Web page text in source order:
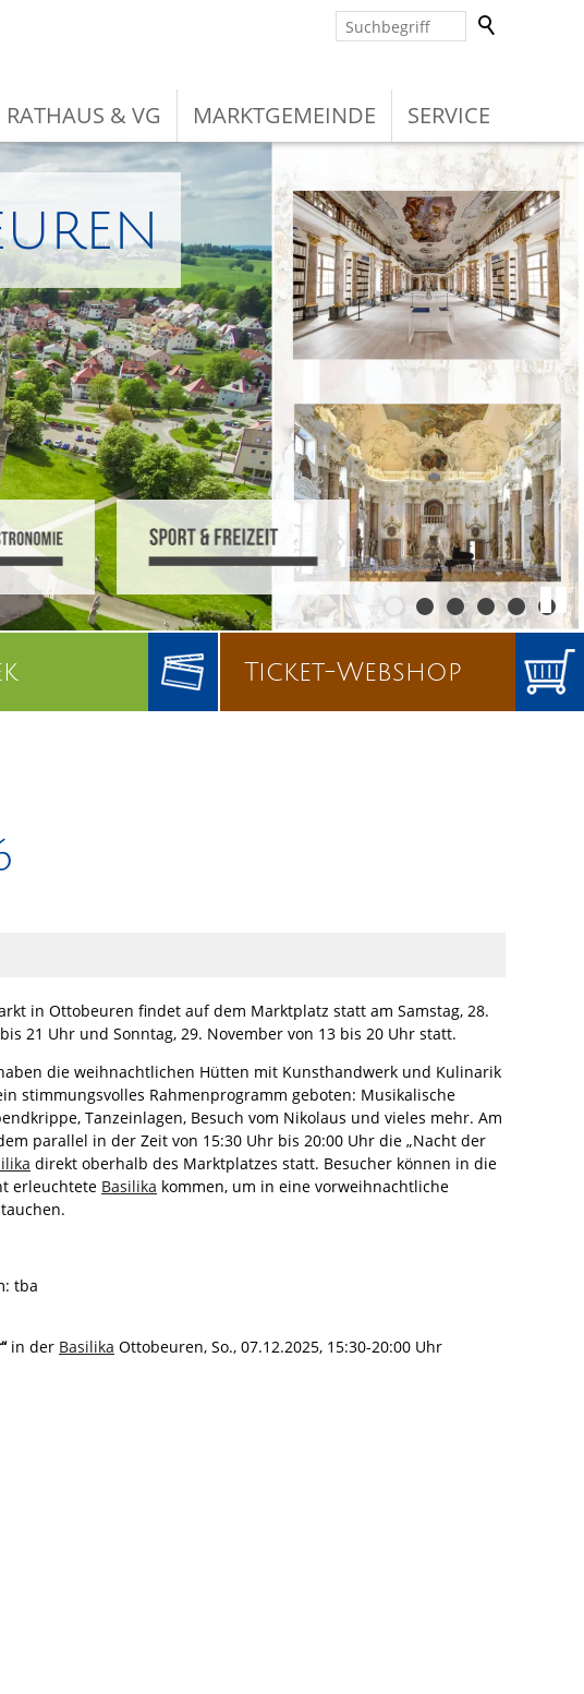
RATHAUS & VG MARKTGEMEINDE SERVICE
Ticket-Webshop
in Ottobeuren findet auf dem Marktplatz statt am Samstag, 28.
21 Uhr und Sonntag, 29. November von 13 bis 20 Uhr statt.
die weihnachtlichen Hütten mit Kunsthandwerk und Kulinarik
stimmungsvolles Rahmenprogramm geboten: Musikalische
Tanzeinlagen, Besuch vom Nikolaus und vieles mehr. Am
parallel in der Zeit von 15:30 Uhr bis 20:00 Uhr die „Nacht der
direkt oberhalb des Marktplatzes statt. Besucher können in die
erleuchtete Basilika kommen, um in eine vorweihnachtliche
tba
in der Basilika Ottobeuren, So., 07.12.2025, 15:30-20:00 Uhr